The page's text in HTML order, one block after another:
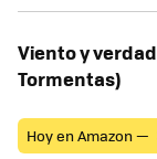
Viento y
Tormentas)
Hoy en Amazon —